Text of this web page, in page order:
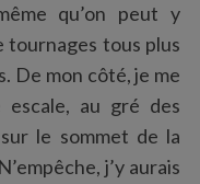
qu’on peut y
tournages tous plus
De mon côté, je me
au gré des
le sommet de la
j’y aurais